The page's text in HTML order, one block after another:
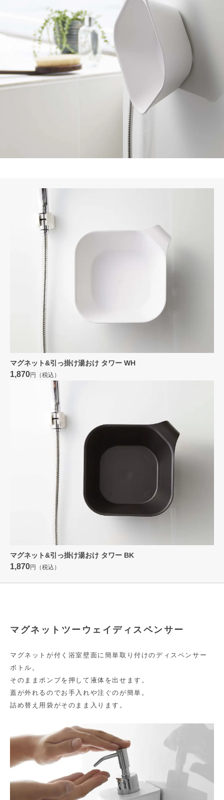
マグネット&引っ掛け湯おけ タワー WH
1,870円（税込）
マグネット&引っ掛け湯おけ タワー BK
1,870円（税込）
マグネットツーウェイディスペンサー
マグネットが付く浴室壁面に簡単取り付けのディスペンサー
ボトル。
そのままポンプを押して液体を出せます。
蓋が外れるのでお手入れや注ぐのが簡単。
詰め替え用袋がそのまま入ります。